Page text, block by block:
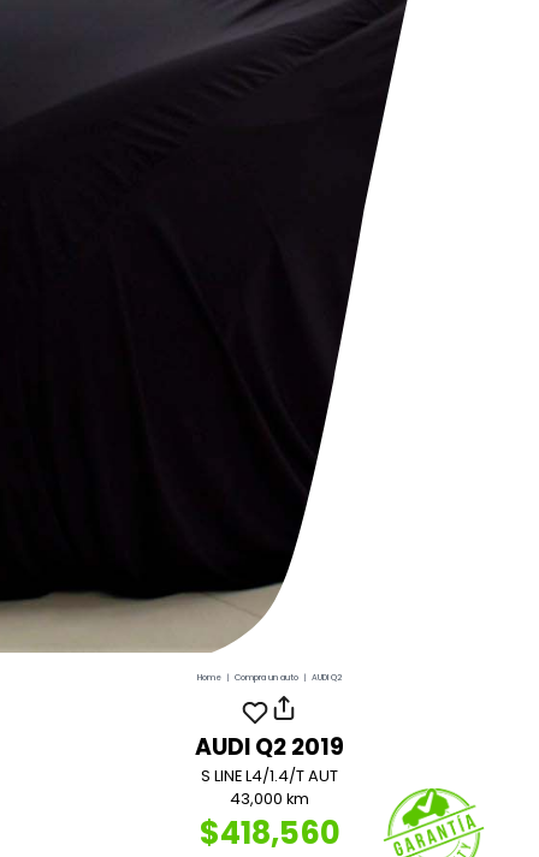
Home | Compra un auto | AUDI Q2
AUDI Q2 2019
S LINE L4/1.4/T AUT
43,000 km
$418,560